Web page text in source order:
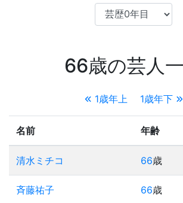
66歳の芸人
1歳年上 1歳年下
名前 年齢
清水ミチコ 66歳
斉藤祐子 66歳